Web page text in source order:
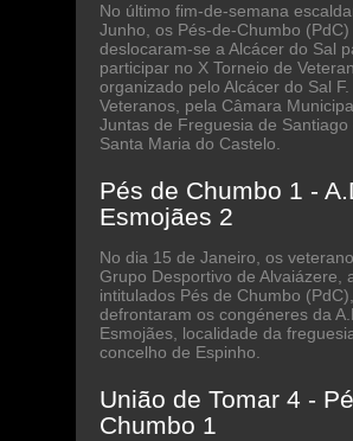
No último fim-de-semana
Junho, os Pés-de-Chumbo (PdC)
deslocaram-se a Alcácer do Sal
participar no X Torneio de
organizado pelo Alcácer do Sal F.
Veteranos, pela Câmara
Juntas de Freguesia de Santiago
Santa Maria do Castelo.
Pés de Chumbo 1 -
Esmojães 2
No dia 15 de Janeiro, os
Grupo Desportivo de Alvaiázere,
intitulados Pés de Chumbo (PdC),
defrontaram os congéneres da
Esmojães, localidade da
concelho de Espinho.
União de Tomar 4 -
Chumbo 1